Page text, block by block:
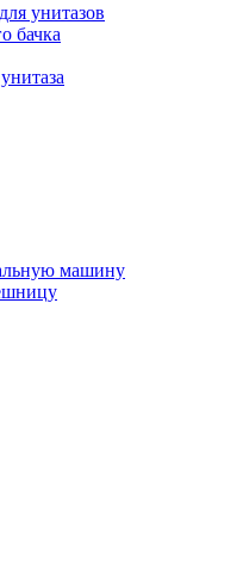
унитазов
бачка
машину